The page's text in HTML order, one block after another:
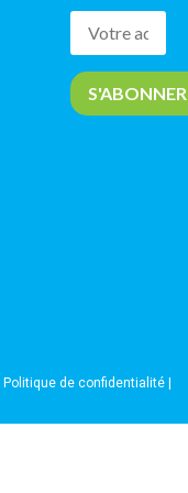
Politique de confidentialité|